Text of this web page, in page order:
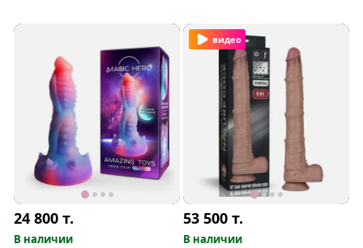
24 800т.
В наличии
видео
53 500т.
В наличии